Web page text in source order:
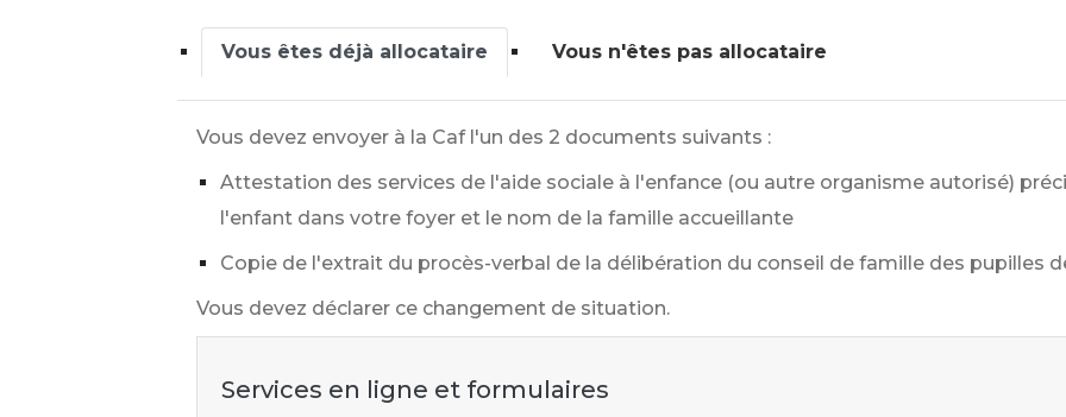
Vous êtes déjà allocataire Vous n'êtes pas allocataire
Vous devez envoyer à la Caf l'un des 2 documents suivants :
Attestation des services de l'aide sociale à l'enfance (ou autre organisme autorisé)
l'enfant dans votre foyer et le nom de la famille accueillante
Copie de l'extrait du procès-verbal de la délibération du conseil de famille des pupilles
Vous devez déclarer ce changement de situation.
Services en ligne et formulaires